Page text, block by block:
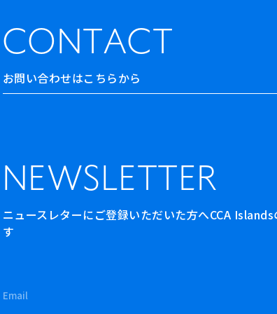
CONTACT
お問い合わせはこちらから
NEWSLETTER
ニュースレターにご登録いただいた方へCCA
す